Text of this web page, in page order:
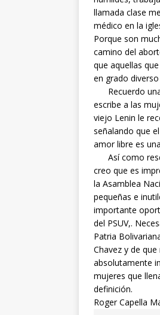
llamada clase
médico en la
Porque son
camino del
que aquellas
en grado
Recuerdo una
escribe a las
viejo Lenin le
señalando que
amor libre es
Así como
creo que es
la Asamblea
pequeñas e
importante
del PSUV,.
Patria
Chavez y de
absolutamente
mujeres que
definición.
Roger Capella